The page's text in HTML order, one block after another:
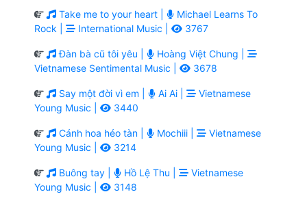
Take me to your heart |
Michael Learns To
Rock |
International Music | 3767
Đàn bà cũ tôi yêu |
Hoàng Việt Chung |
Vietnamese Sentimental Music |
3678
Say một đời vì em | Ai Ai |
Vietnamese
Young Music |
3440
Cánh hoa héo tàn | Mochiii |
Vietnamese
Young Music |
3214
Buông tay | Hồ Lệ Thu |
Vietnamese
Young Music |
3148